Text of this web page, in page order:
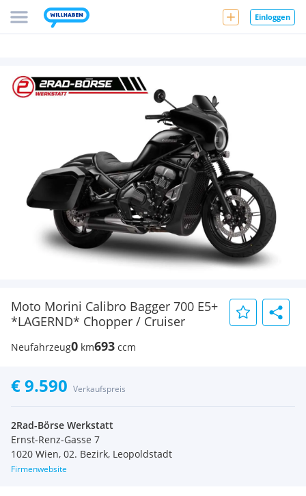
Einloggen
Moto Morini Calibro Bagger 700 E5+
*LAGERND* Chopper / Cruiser
Neufahrzeug0 km693 ccm
€ 9.590 Verkaufspreis
2Rad-Börse Werkstatt
Ernst-Renz-Gasse 7
1020 Wien, 02. Bezirk, Leopoldstadt
Firmenwebsite